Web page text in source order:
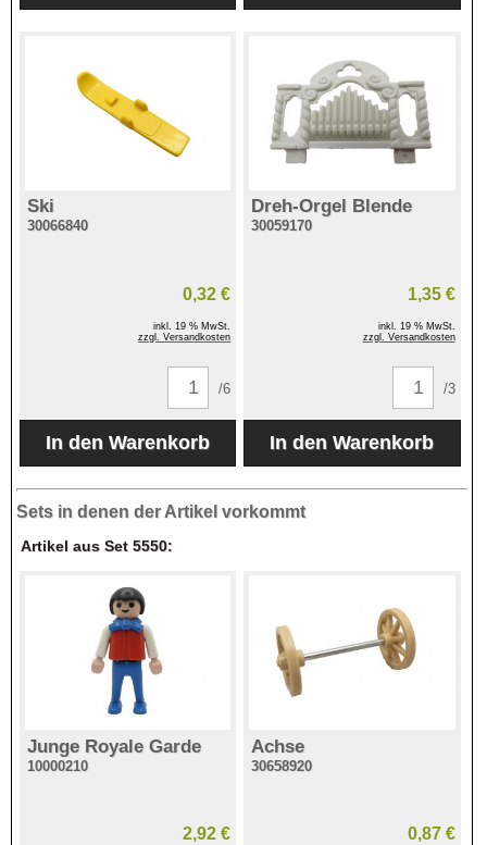
Ski
30066840
0,32 €
inkl. 19 % MwSt.
zzgl. Versandkosten
/6
Dreh-Orgel Blende
30059170
1,35 €
inkl. 19 % MwSt.
zzgl. Versandkosten
/3
Sets in denen der Artikel vorkommt
Artikel aus Set 5550:
Junge Royale Garde
10000210
2,92 €
Achse
30658920
0,87 €